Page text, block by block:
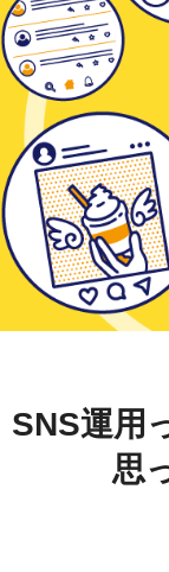
SNS運用
思